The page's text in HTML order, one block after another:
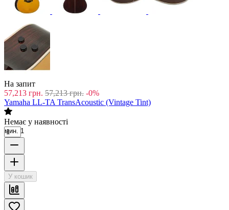
На запит
57,213 грн. 57,213 грн. -0%
Yamaha LL-TA TransAcoustic (Vintage Tint)
Немає у наявності
мин. 1
У кошик